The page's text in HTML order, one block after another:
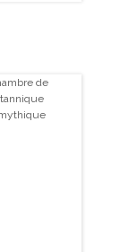
de